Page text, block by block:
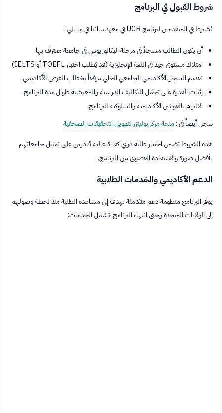
شروط القبول في البرنامج
يُشترط في المتقدمين لبرنامج UCR في معهد سانتا في ما يلي:
أن يكون الطالب مسجلاً في مرحلة البكالوريوس في جامعة معترف بها.
امتلاك مستوى جيد في اللغة الإنجليزية (قد يُطلب اختبار TOEFL أو IELTS).
تقديم السجل الأكاديمي الجامعي الحالي مرفقاً بخطاب الغرض الأكاديمي.
إثبات القدرة على تحمّل التكاليف الدراسية والمعيشية طوال مدة البرنامج.
الالتزام بالقوانين الأكاديمية والسلوكية للبرنامج.
سجل أيضاً في :منحة مركز بوليتزر لتمويل التحقيقات الصحفية
هذه الشروط تضمن اختيار طلبة ذوي كفاءة عالية قادرين على تمثيل جامعاتهم
بأفضل صورة والاستفادة القصوى من البرنامج.
الدعم الأكاديمي والخدمات الطلابية
يوفر البرنامج منظومة دعم متكاملة تهدف إلى مساعدة الطلبة منذ لحظة وصولهم
إلى الولايات المتحدة وحتى انتهاء البرنامج. تشمل الخدمات: